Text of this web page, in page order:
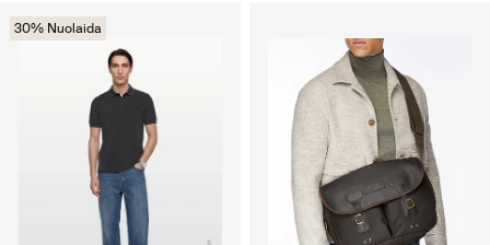
30% Nuolaida